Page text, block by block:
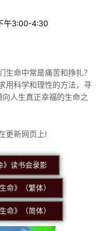
午3:00-4:30
生命中常是痛苦和挣扎？
用科学和理性的方法，寻
人生真正幸福的生命之
更新网页上!
》 读书会录影
命》 （繁体）
命》 （简体）